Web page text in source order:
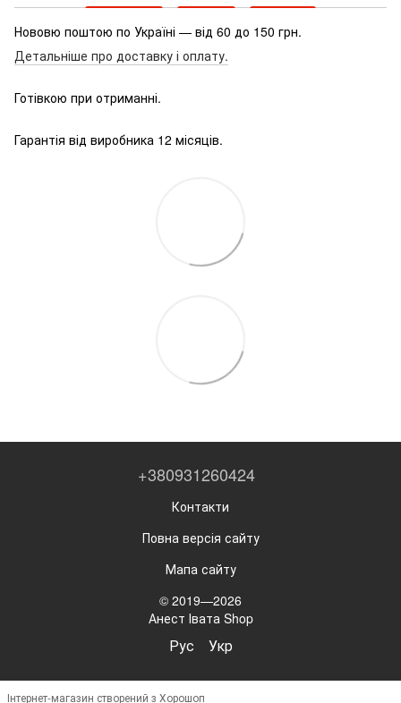
Нововю поштою по Україні — від 60 до 150 грн.
Детальніше про доставку і оплату.
Готівкою при отриманні.
Гарантія від виробника 12 місяців.
+380931260424
Контакти
Повна версія сайту
Мапа сайту
© 2019—2026
Анест Івата Shop
Рус Укр
Інтернет-магазин створений з Хорошоп